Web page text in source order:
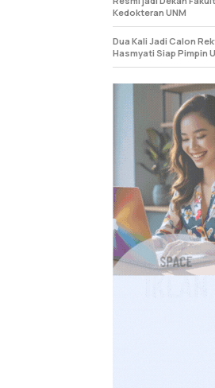
Kedokteran UNM
Dua Kali Jadi Calon
Hasmyati Siap Pimpin